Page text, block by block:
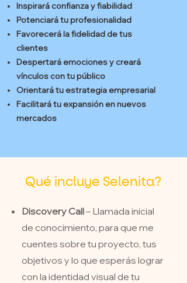
Inspirará confianza y fiabilidad
Potenciará tu profesionalidad
Favorecerá la fidelidad de tus
clientes
Despertará emociones y creará
vínculos con tu público
Orientará tu estrategia empresarial
Facilitará tu expansión en nuevos
mercados
Qué incluye Selenita?
Discovery Call– Llamada inicial
de conocimiento, para que me
cuentes sobre tu proyecto, tus
objetivos y lo que esperás lograr
con la identidad visual de tu